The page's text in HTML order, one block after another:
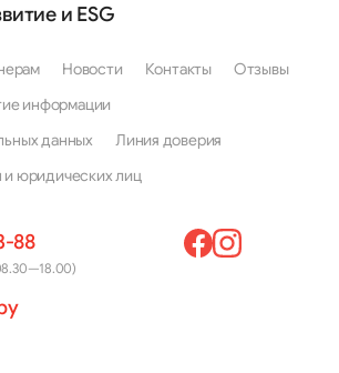
и ESG
Новости Контакты
Отзывы
информации
данных
Линия доверия
юридических лиц
88